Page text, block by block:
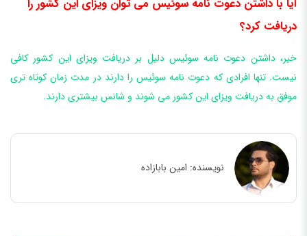
آیا با داشتن دعوت نامه سوئیس می توان ویزای این کشور را
دریافت کرد؟
خیر، داشتن دعوت نامه سوئیس دلیل بر دریافت ویزای این کشور کافی
نیست. تنها افرادی که دعوت نامه سوئیس را دارند در مدت زمان کوتاه تری
موفق به دریافت ویزای این کشور می ‌شوند و شانس بیشتری دارند.
نویسنده: امین بابازاده